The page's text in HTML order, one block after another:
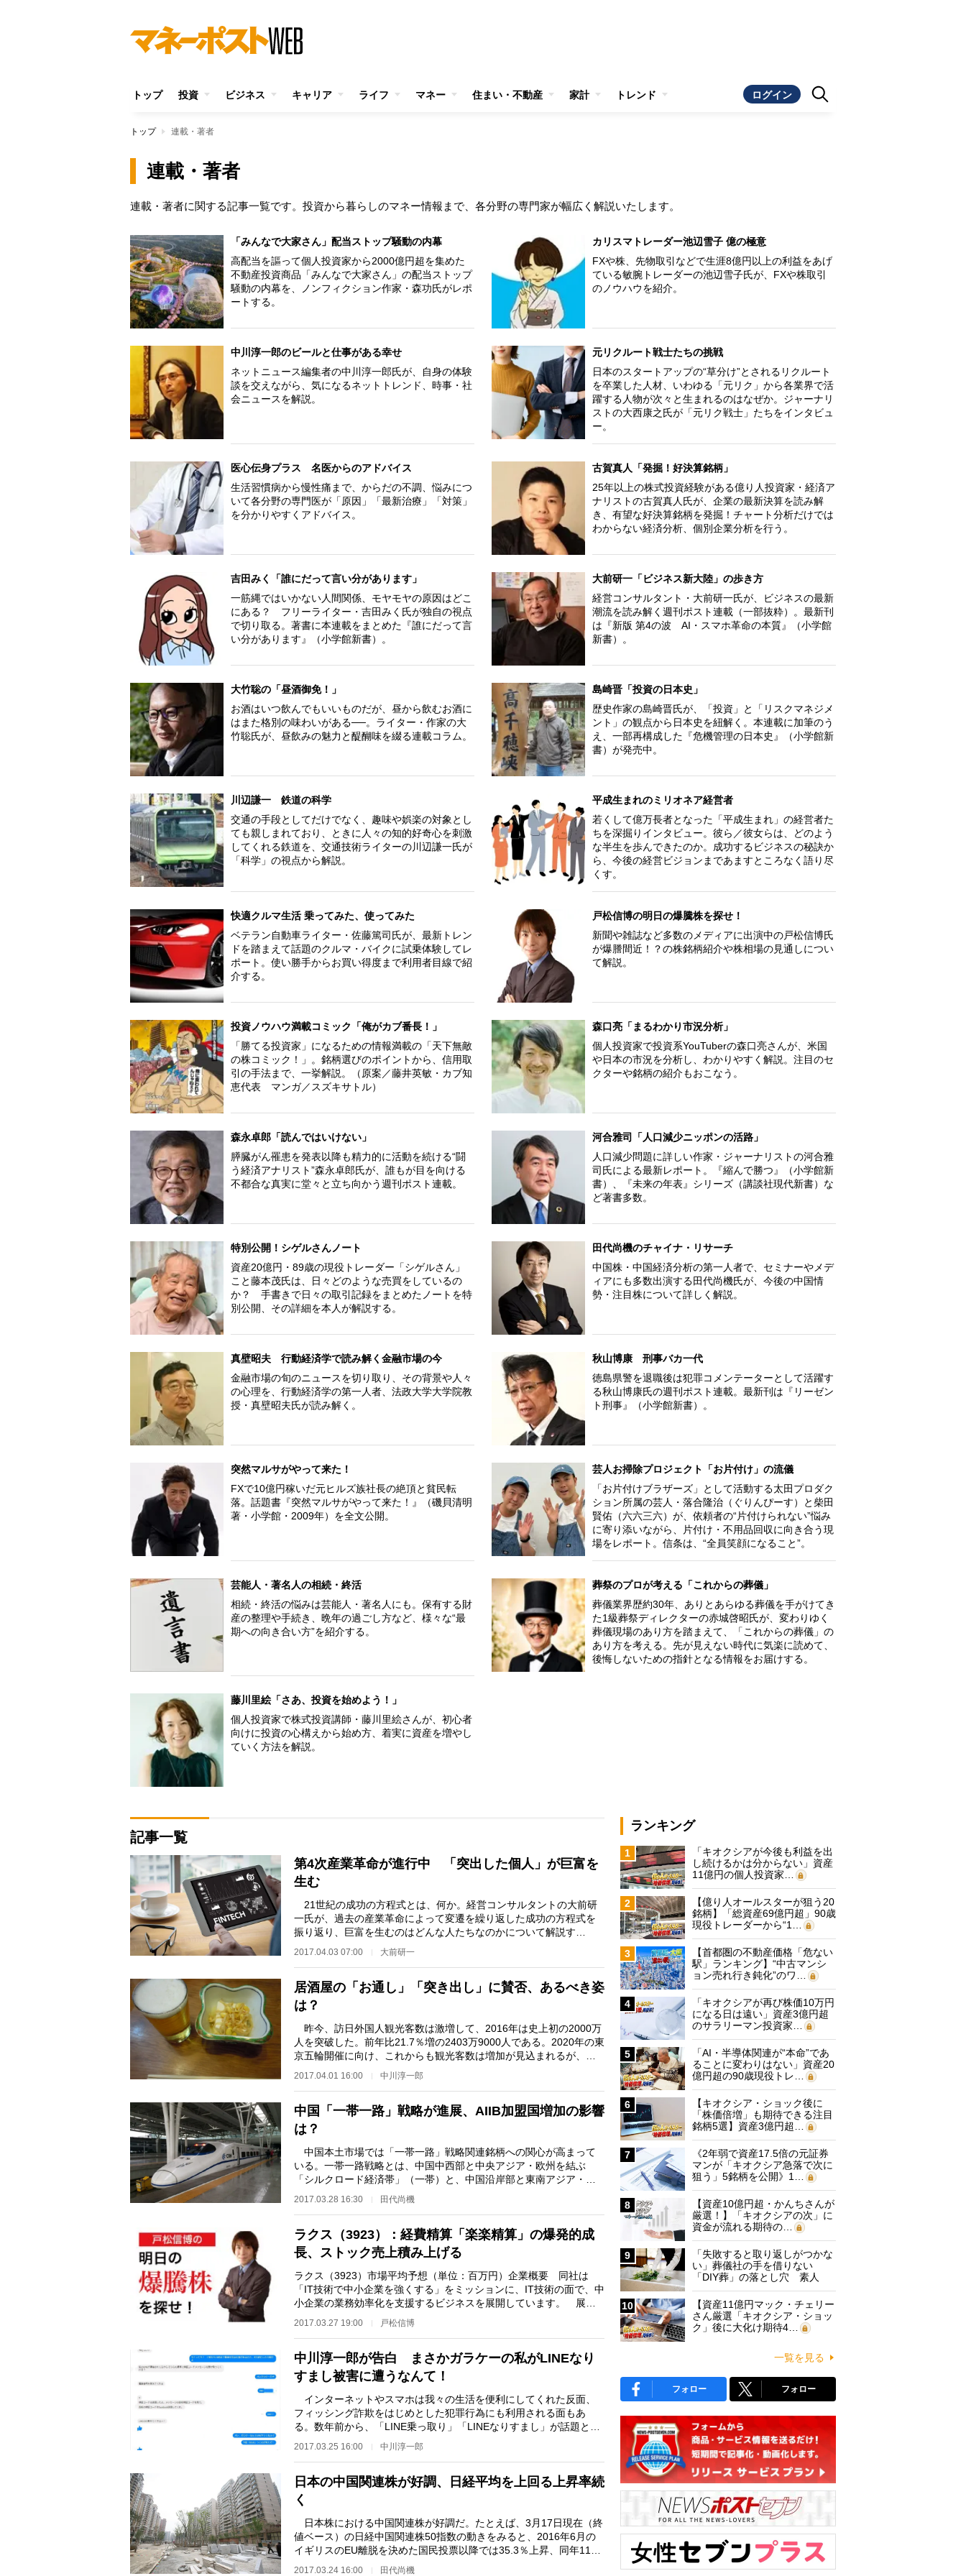
トップ 投資 ビジネス キャリア ライフ マネー 住まい・不動産 家計 トレンド ログイン
トップ 連載・著者
連載・著者
連載・著者に関する記事一覧です。投資から暮らしのマネー情報まで、各分野の専門家が幅広く解説いたします。
「みんなで大家さん」配当ストップ騒動の内幕
高配当を謳って個人投資家から2000億円超を集めた
不動産投資商品「みんなで大家さん」の配当ストップ
騒動の内幕を、ノンフィクション作家・森功氏がレポ
ートする。
カリスマトレーダー池辺雪子 億の極意
FXや株、先物取引などで生涯8億円以上の利益をあげ
ている敏腕トレーダーの池辺雪子氏が、FXや株取引
のノウハウを紹介。
中川淳一郎のビールと仕事がある幸せ
ネットニュース編集者の中川淳一郎氏が、自身の体験
談を交えながら、気になるネットトレンド、時事・社
会ニュースを解説。
元リクルート戦士たちの挑戦
日本のスタートアップの“草分け”とされるリクルート
を卒業した人材、いわゆる「元リク」から各業界で活
躍する人物が次々と生まれるのはなぜか。ジャーナリ
ストの大西康之氏が「元リク戦士」たちをインタビュ
ー。
医心伝身プラス 名医からのアドバイス
生活習慣病から慢性痛まで、からだの不調、悩みにつ
いて各分野の専門医が「原因」「最新治療」「対策」
を分かりやすくアドバイス。
古賀真人「発掘！好決算銘柄」
25年以上の株式投資経験がある億り人投資家・経済ア
ナリストの古賀真人氏が、企業の最新決算を読み解
き、有望な好決算銘柄を発掘！チャート分析だけでは
わからない経済分析、個別企業分析を行う。
吉田みく「誰にだって言い分があります」
一筋縄ではいかない人間関係、モヤモヤの原因はどこ
にある？ フリーライター・吉田みく氏が独自の視点
で切り取る。著書に本連載をまとめた『誰にだって言
い分があります』（小学館新書）。
大前研一「ビジネス新大陸」の歩き方
経営コンサルタント・大前研一氏が、ビジネスの最新
潮流を読み解く週刊ポスト連載（一部抜粋）。最新刊
は『新版 第4の波 AI・スマホ革命の本質』（小学館
新書）。
大竹聡の「昼酒御免！」
お酒はいつ飲んでもいいものだが、昼から飲むお酒に
はまた格別の味わいがある──。ライター・作家の大
竹聡氏が、昼飲みの魅力と醍醐味を綴る連載コラム。
島崎晋「投資の日本史」
歴史作家の島崎晋氏が、「投資」と「リスクマネジメ
ント」の観点から日本史を紐解く。本連載に加筆のう
え、一部再構成した『危機管理の日本史』（小学館新
書）が発売中。
川辺謙一 鉄道の科学
交通の手段としてだけでなく、趣味や娯楽の対象とし
ても親しまれており、ときに人々の知的好奇心を刺激
してくれる鉄道を、交通技術ライターの川辺謙一氏が
「科学」の視点から解説。
平成生まれのミリオネア経営者
若くして億万長者となった「平成生まれ」の経営者た
ちを深掘りインタビュー。彼ら／彼女らは、どのよう
な半生を歩んできたのか。成功するビジネスの秘訣か
ら、今後の経営ビジョンまであますところなく語り尽
くす。
快適クルマ生活 乗ってみた、使ってみた
ベテラン自動車ライター・佐藤篤司氏が、最新トレン
ドを踏まえて話題のクルマ・バイクに試乗体験してレ
ポート。使い勝手からお買い得度まで利用者目線で紹
介する。
戸松信博の明日の爆騰株を探せ！
新聞や雑誌など多数のメディアに出演中の戸松信博氏
が爆謄間近！？の株銘柄紹介や株相場の見通しについ
て解説。
投資ノウハウ満載コミック「俺がカブ番長！」
「勝てる投資家」になるための情報満載の「天下無敵
の株コミック！」。銘柄選びのポイントから、信用取
引の手法まで、一挙解説。（原案／藤井英敏・カブ知
恵代表 マンガ／スズキサトル）
森口亮「まるわかり市況分析」
個人投資家で投資系YouTuberの森口亮さんが、米国
や日本の市況を分析し、わかりやすく解説。注目のセ
クターや銘柄の紹介もおこなう。
森永卓郎「読んではいけない」
膵臓がん罹患を発表以降も精力的に活動を続ける“闘
う経済アナリスト”森永卓郎氏が、誰もが目を向ける
不都合な真実に堂々と立ち向かう週刊ポスト連載。
河合雅司「人口減少ニッポンの活路」
人口減少問題に詳しい作家・ジャーナリストの河合雅
司氏による最新レポート。『縮んで勝つ』（小学館新
書）、『未来の年表』シリーズ（講談社現代新書）な
ど著書多数。
特別公開！シゲルさんノート
資産20億円・89歳の現役トレーダー「シゲルさん」
こと藤本茂氏は、日々どのような売買をしているの
か？ 手書きで日々の取引記録をまとめたノートを特
別公開、その詳細を本人が解説する。
田代尚機のチャイナ・リサーチ
中国株・中国経済分析の第一人者で、セミナーやメデ
ィアにも多数出演する田代尚機氏が、今後の中国情
勢・注目株について詳しく解説。
真壁昭夫 行動経済学で読み解く金融市場の今
金融市場の旬のニュースを切り取り、その背景や人々
の心理を、行動経済学の第一人者、法政大学大学院教
授・真壁昭夫氏が読み解く。
秋山博康 刑事バカ一代
徳島県警を退職後は犯罪コメンテーターとして活躍す
る秋山博康氏の週刊ポスト連載。最新刊は『リーゼン
ト刑事』（小学館新書）。
突然マルサがやって来た！
FXで10億円稼いだ元ヒルズ族社長の絶頂と貧民転
落。話題書『突然マルサがやって来た！』（磯貝清明
著・小学館・2009年）を全文公開。
芸人お掃除プロジェクト「お片付け」の流儀
「お片付けブラザーズ」として活動する太田プロダク
ション所属の芸人・落合隆治（ぐりんぴーす）と柴田
賢佑（六六三六）が、依頼者の“片付けられない”悩み
に寄り添いながら、片付け・不用品回収に向き合う現
場をレポート。信条は、“全員笑顔になること”。
芸能人・著名人の相続・終活
相続・終活の悩みは芸能人・著名人にも。保有する財
産の整理や手続き、晩年の過ごし方など、様々な“最
期への向き合い方”を紹介する。
葬祭のプロが考える「これからの葬儀」
葬儀業界歴約30年、ありとあらゆる葬儀を手がけてき
た1級葬祭ディレクターの赤城啓昭氏が、変わりゆく
葬儀現場のあり方を踏まえて、「これからの葬儀」の
あり方を考える。先が見えない時代に気楽に読めて、
後悔しないための指針となる情報をお届けする。
藤川里絵「さあ、投資を始めよう！」
個人投資家で株式投資講師・藤川里絵さんが、初心者
向けに投資の心構えから始め方、着実に資産を増やし
ていく方法を解説。
記事一覧
第4次産業革命が進行中 「突出した個人」が巨富を
生む
21世紀の成功の方程式とは、何か。経営コンサルタントの大前研
一氏が、過去の産業革命によって変遷を繰り返した成功の方程式を
振り返り、巨富を生むのはどんな人たちなのかについて解説す
る。 ＊ ＊ ＊ 第4次…
2017.04.03 07:00 大前研一
居酒屋の「お通し」「突き出し」に賛否、あるべき姿
は？
昨今、訪日外国人観光客数は激増して、2016年は史上初の2000万
人を突破した。前年比21.7％増の2403万9000人である。2020年の東
京五輪開催に向け、これからも観光客数は増加が見込まれるが、居
酒屋等で外国人との…
2017.04.01 16:00 中川淳一郎
中国「一帯一路」戦略が進展、AIIB加盟国増加の影響
は？
中国本土市場では「一帯一路」戦略関連銘柄への関心が高まって
いる。一帯一路戦略とは、中国中西部と中央アジア・欧州を結ぶ
「シルクロード経済帯」（一帯）と、中国沿岸部と東南アジア・イ
ンド・アラビア半島・…
2017.03.28 16:30 田代尚機
ラクス（3923）：経費精算「楽楽精算」の爆発的成
長、ストック売上積み上げる
ラクス（3923）市場平均予想（単位：百万円）企業概要 同社は
「IT技術で中小企業を強くする」をミッションに、IT技術の面で、中
小企業の業務効率化を支援するビジネスを展開しています。 展開
するのはクラウドサ…
2017.03.27 19:00 戸松信博
中川淳一郎が告白 まさかガラケーの私がLINEなり
すまし被害に遭うなんて！
インターネットやスマホは我々の生活を便利にしてくれた反面、
フィッシング詐欺をはじめとした犯罪行為にも利用される面もあ
る。数年前から、「LINE乗っ取り」「LINEなりすまし」が話題とな
っている。これは、詐…
2017.03.25 16:00 中川淳一郎
日本の中国関連株が好調、日経平均を上回る上昇率続
く
日本株における中国関連株が好調だ。たとえば、3月17日現在（終
値ベース）の日経中国関連株50指数の動きをみると、2016年6月の
イギリスのEU離脱を決めた国民投票以降では35.3％上昇、同年11月
のアメリカ大統領選…
2017.03.24 16:00 田代尚機
ランキング
1
「キオクシアが今後も利益を出
し続けるかは分からない」資産
11億円の個人投資家…
2
【億り人オールスターが狙う20
銘柄】「総資産69億円超」90歳
現役トレーダーから“1…
3
【首都圏の不動産価格「危ない
駅」ランキング】“中古マンシ
ョン売れ行き鈍化”のワ…
4
「キオクシアが再び株価10万円
になる日は遠い」資産3億円超
のサラリーマン投資家…
5
「AI・半導体関連が“本命”であ
ることに変わりはない」資産20
億円超の90歳現役トレ…
6
【キオクシア・ショック後に
「株価倍増」も期待できる注目
銘柄5選】資産3億円超…
7
《2年弱で資産17.5倍の元証券
マンが「キオクシア急落で次に
狙う」5銘柄を公開》1…
8
【資産10億円超・かんちさんが
厳選！】「キオクシアの次」に
資金が流れる期待の…
9
「失敗すると取り返しがつかな
い」葬儀社の手を借りない
「DIY葬」の落とし穴 素人
に…
10
【資産11億円マック・チェリー
さん厳選「キオクシア・ショッ
ク」後に大化け期待4…
一覧を見る
フォロー フォロー